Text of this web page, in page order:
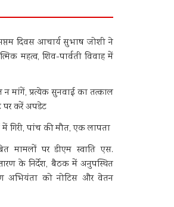
दिवस आचार्य सुभाष जोशी ने
महत्व, शिव-पार्वती विवाह में
मांगें, प्रत्येक सुनवाई का तत्काल
करें अपडेट
गिरी, पांच की मौत, एक लापता
मामलों पर डीएम स्वाति एस.
के निर्देश, बैठक में अनुपस्थित
अभियंता को नोटिस और वेतन